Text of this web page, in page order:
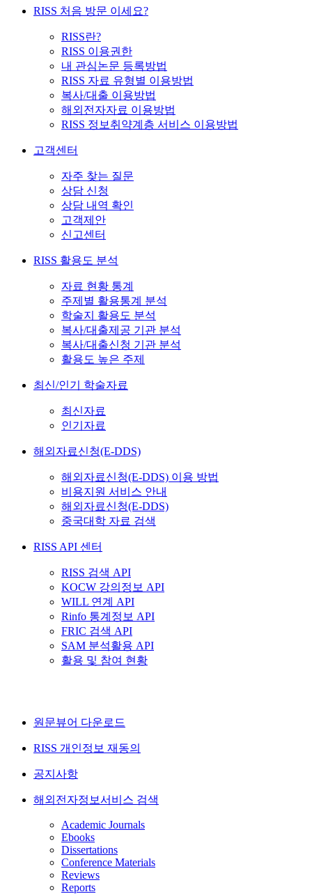
RISS 처음 방문 이세요?
RISS란?
RISS 이용권한
내 관심논문 등록방법
RISS 자료 유형별 이용방법
복사/대출 이용방법
해외전자자료 이용방법
RISS 정보취약계층 서비스 이용방법
고객센터
자주 찾는 질문
상담 신청
상담 내역 확인
고객제안
신고센터
RISS 활용도 분석
자료 현황 통계
주제별 활용통계 분석
학술지 활용도 분석
복사/대출제공 기관 분석
복사/대출신청 기관 분석
활용도 높은 주제
최신/인기 학술자료
최신자료
인기자료
해외자료신청(E-DDS)
해외자료신청(E-DDS) 이용 방법
비용지원 서비스 안내
해외자료신청(E-DDS)
중국대학 자료 검색
RISS API 센터
RISS 검색 API
KOCW 강의정보 API
WILL 연계 API
Rinfo 통계정보 API
FRIC 검색 API
SAM 분석활용 API
활용 및 참여 현황
원문뷰어 다운로드
RISS 개인정보 재동의
공지사항
해외전자정보서비스 검색
Academic Journals
Ebooks
Dissertations
Conference Materials
Reviews
Reports